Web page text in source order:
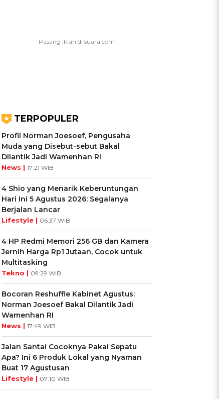
TERPOPULER
Profil Norman Joesoef, Pengusaha
Muda yang Disebut-sebut Bakal
Dilantik Jadi Wamenhan RI
News | 17:21 WIB
4 Shio yang Menarik Keberuntungan
Hari Ini 5 Agustus 2026: Segalanya
Berjalan Lancar
Lifestyle | 06:37 WIB
4 HP Redmi Memori 256 GB dan Kamera
Jernih Harga Rp1 Jutaan, Cocok untuk
Multitasking
Tekno | 09:29 WIB
Bocoran Reshuffle Kabinet Agustus:
Norman Joesoef Bakal Dilantik Jadi
Wamenhan RI
News | 17:49 WIB
Jalan Santai Cocoknya Pakai Sepatu
Apa? Ini 6 Produk Lokal yang Nyaman
Buat 17 Agustusan
Lifestyle | 07:10 WIB